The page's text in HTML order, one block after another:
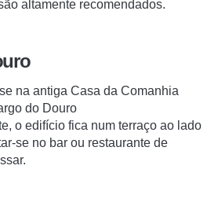
altamente recomendados.
na antiga Casa da Comanhia
do Douro
o edifício fica num terraço ao lado
se no bar ou restaurante de